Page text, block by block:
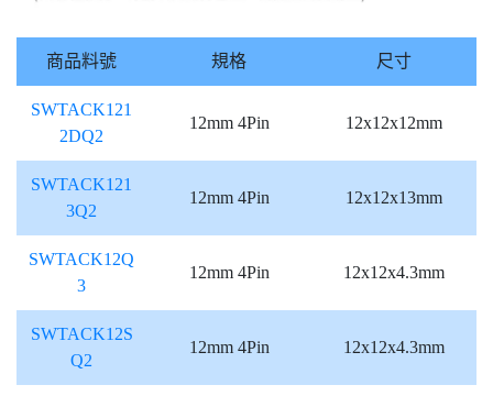
商品料號 規格 尺寸
SWTACK121
2DQ2
12mm 4Pin 12x12x12mm
SWTACK121
3Q2
12mm 4Pin 12x12x13mm
SWTACK12Q
3
12mm 4Pin 12x12x4.3mm
SWTACK12S
Q2
12mm 4Pin 12x12x4.3mm